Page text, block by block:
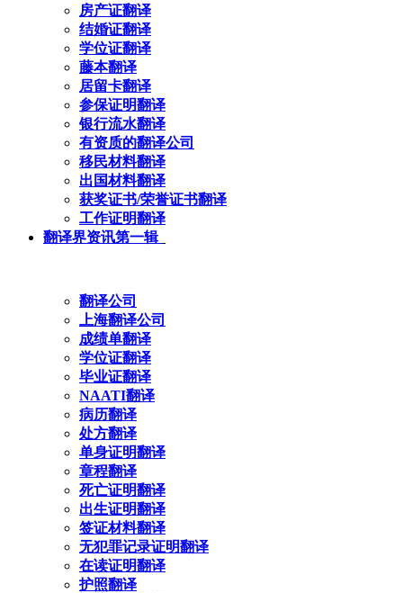
房产证翻译
结婚证翻译
学位证翻译
藤本翻译
居留卡翻译
参保证明翻译
银行流水翻译
有资质的翻译公司
移民材料翻译
出国材料翻译
获奖证书/荣誉证书翻译
工作证明翻译
翻译界资讯第一辑
翻译公司
上海翻译公司
成绩单翻译
学位证翻译
毕业证翻译
NAATI翻译
病历翻译
处方翻译
单身证明翻译
章程翻译
死亡证明翻译
出生证明翻译
签证材料翻译
无犯罪记录证明翻译
在读证明翻译
护照翻译